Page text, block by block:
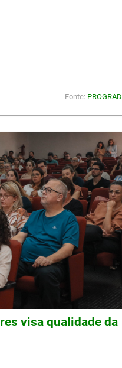
Fonte: PROGRAD
visa qualidade da